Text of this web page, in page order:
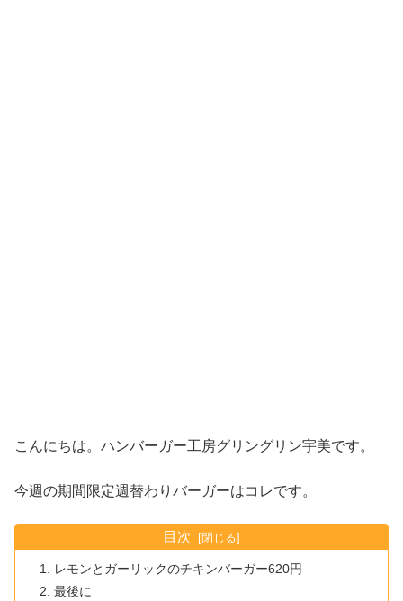
こんにちは。ハンバーガー工房グリングリン宇美です。
今週の期間限定週替わりバーガーはコレです。
目次
レモンとガーリックのチキンバーガー620円
最後に